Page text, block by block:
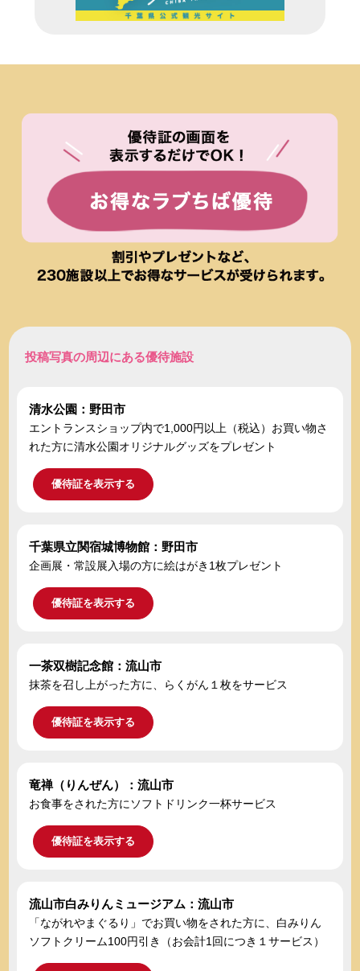
投稿写真の周辺にある優待施設
清水公園：野田市
エントランスショップ内で1,000円以上（税込）お買い物さ
れた方に清水公園オリジナルグッズをプレゼント
優待証を表示する
千葉県立関宿城博物館：野田市
企画展・常設展入場の方に絵はがき1枚プレゼント
優待証を表示する
一茶双樹記念館：流山市
抹茶を召し上がった方に、らくがん１枚をサービス
優待証を表示する
竜禅（りんぜん）：流山市
お食事をされた方にソフトドリンク一杯サービス
優待証を表示する
流山市白みりんミュージアム：流山市
「ながれやまぐるり」でお買い物をされた方に、白みりん
ソフトクリーム100円引き（お会計1回につき１サービス）